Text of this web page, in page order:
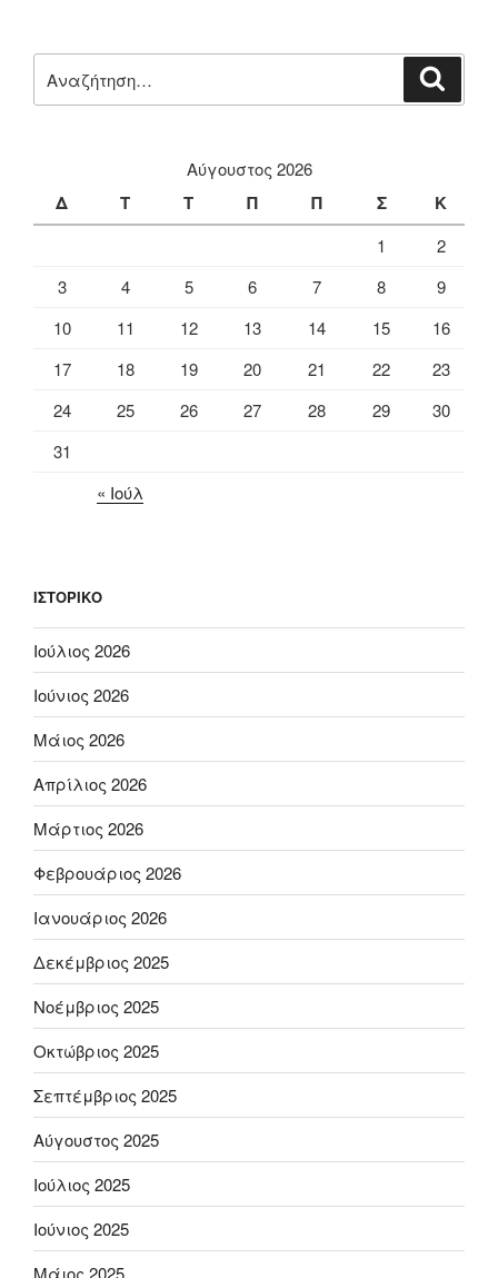
για:
Αύγουστος 2026
Δ Τ Τ Π Π Σ Κ
1
2
3
4 5 6 7 8
9
10
11 12 13 14 15
16
17
18 19 20 21 22
23
24
25 26 27 28 29
30
31
« Ιούλ
ΙΣΤΟΡΙΚΌ
Ιούλιος 2026
Ιούνιος 2026
Μάιος 2026
Απρίλιος 2026
Μάρτιος 2026
Φεβρουάριος 2026
Ιανουάριος 2026
Δεκέμβριος 2025
Νοέμβριος 2025
Οκτώβριος 2025
Σεπτέμβριος 2025
Αύγουστος 2025
Ιούλιος 2025
Ιούνιος 2025
Μάιος 2025